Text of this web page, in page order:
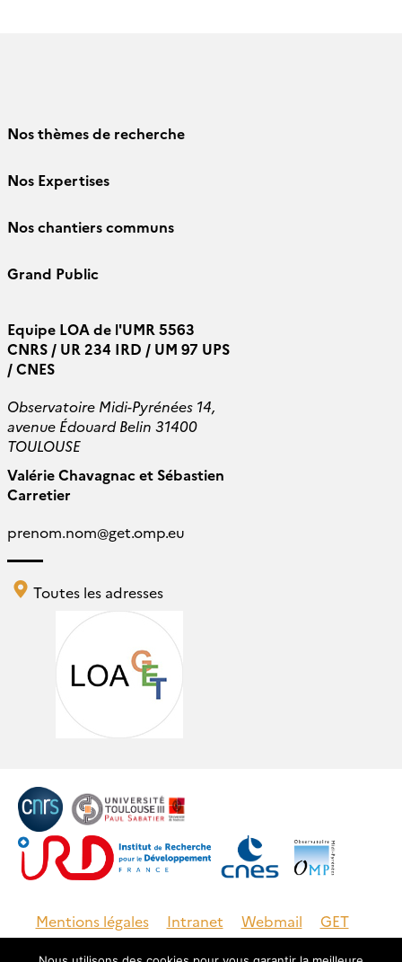
Nos thèmes de recherche
Nos Expertises
Nos chantiers communs
Grand Public
Equipe LOA de l'UMR 5563
CNRS / UR 234 IRD / UM 97 UPS
/ CNES
Observatoire Midi-Pyrénées 14,
avenue Édouard Belin 31400
TOULOUSE
Valérie Chavagnac et Sébastien
Carretier
prenom.nom@get.omp.eu
Toutes les adresses
Mentions légales Intranet Webmail
GET